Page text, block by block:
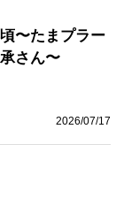
〜たまプラー
さん〜
2026/07/17